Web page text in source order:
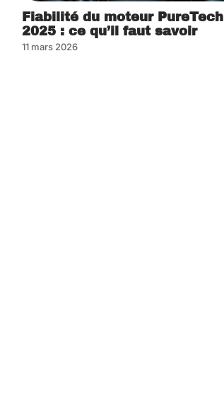
Fiabilité du moteur PureTech
2025 : ce qu’il faut savoir
11 mars 2026